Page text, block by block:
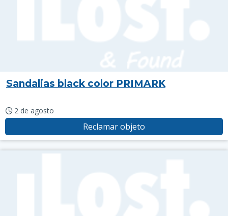
Sandalias black color PRIMARK
2 de agosto
Reclamar objeto